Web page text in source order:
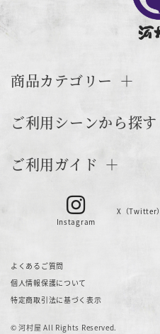
商品カテゴリー
ご利用シーンから探す
ご利用ガイド
Instagram
X（Twitter）
よくあるご質問
個人情報保護について
特定商取引法に基づく表示
© 河村屋 All Rights Reserved.